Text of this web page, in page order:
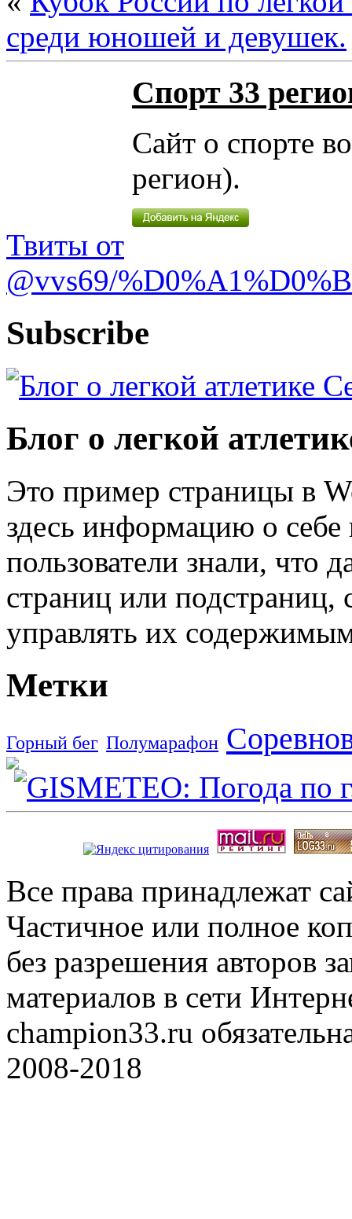
среди юношей и девушек.
Спорт 33
Сайт о спорте
регион).
Твиты от
@vvs69/
Subscribe
Блог о легкой
Это пример страницы в
здесь информацию о себе
пользователи знали, что
страниц или подстраниц,
управлять их
Метки
Горный бег Полумарафон
Все права принадлежат
Частичное или полное
без разрешения авторов
материалов в сети
champion33.ru
2008-2018